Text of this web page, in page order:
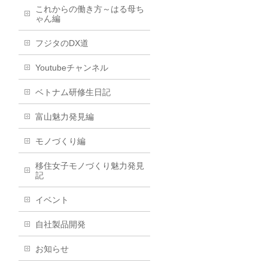
これからの働き方～はる母ち
ゃん編
フジタのDX道
Youtubeチャンネル
ベトナム研修生日記
富山魅力発見編
モノづくり編
移住女子モノづくり魅力発見
記
イベント
自社製品開発
お知らせ